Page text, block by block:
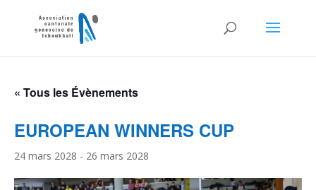
« Tous les Évènements
EUROPEAN WINNERS CUP
24 mars 2028 - 26 mars 2028